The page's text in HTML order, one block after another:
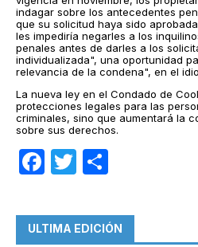
indagar sobre los antecedentes
que su solicitud haya sido
les impediría negarles a los
penales antes de darles a los
individualizada", una oportunidad
relevancia de la condena", en el
La nueva ley en el Condado de
protecciones legales para las
criminales, sino que aumentará la
sobre sus derechos.
Facebook
Twitter
ULTIMA EDICIÓN